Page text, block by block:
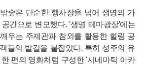
숲은 단순한 행사장을 넘어 생명의 가
간으로 변모했다. '생명 테마광장'에는
우는 주제관과 참외를 활용한 힐링 공
들의 발길을 붙잡았다. 특히 성주의 유
편의 영화처럼 구성한 '시네마틱 아카